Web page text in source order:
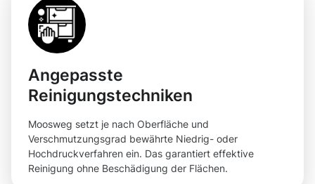
Angepasste
Reinigungstechniken
Moosweg setzt je nach Oberfläche und
Verschmutzungsgrad bewährte Niedrig- oder
Hochdruckverfahren ein. Das garantiert effektive
Reinigung ohne Beschädigung der Flächen.